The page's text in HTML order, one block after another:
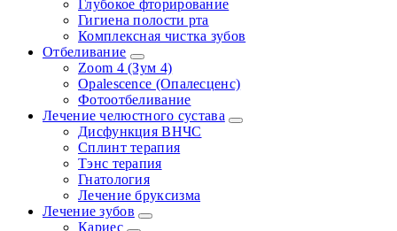
Глубокое фторирование
Гигиена полости рта
Комплексная чистка зубов
Отбеливание
Zoom 4 (Зум 4)
Opalescence (Опалесценс)
Фотоотбеливание
Лечение челюстного сустава
Дисфункция ВНЧС
Сплинт терапия
Тэнс терапия
Гнатология
Лечение бруксизма
Лечение зубов
Кариес